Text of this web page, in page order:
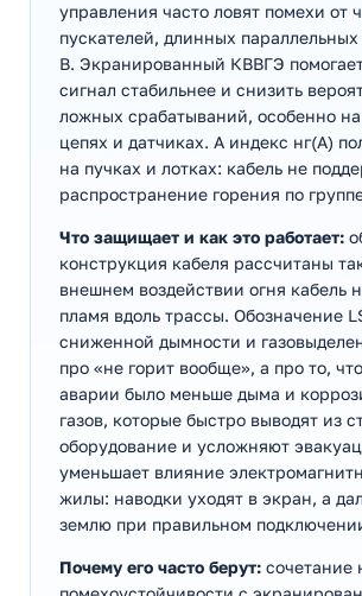
управления часто ловят помехи от
пускателей, длинных
В. Экранированный КВВГЭ
сигнал стабильнее и снизить
ложных срабатываний, особенно
цепях и датчиках. А индекс нг(А)
на пучках и лотках: кабель не
распространение горения по
Что защищает и как это работает:
конструкция кабеля рассчитаны
внешнем воздействии огня кабель
пламя вдоль трассы. Обозначение
сниженной дымности и
про «не горит вообще», а про то,
аварии было меньше дыма и
газов, которые быстро выводят из
оборудование и усложняют
уменьшает влияние
жилы: наводки уходят в экран, а
землю при правильном
Почему его часто берут: сочетание